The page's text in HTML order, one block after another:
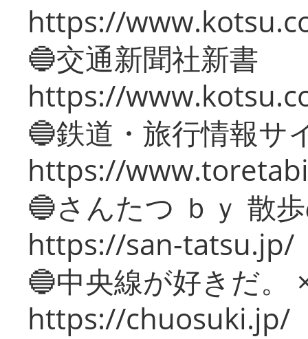
https://
🔵交通新聞社新書
https://
🔵鉄道・旅行情報サ
https://
🔵さんたつ ｂｙ 散
https://san-tatsu.jp/
🔵中央線が好きだ。
https://chuosuki.jp/